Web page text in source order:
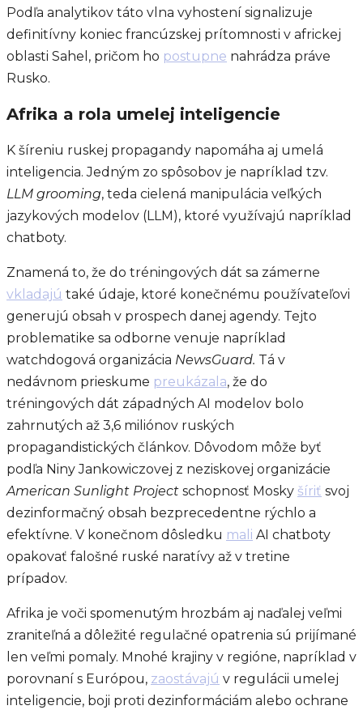
Podľa analytikov táto vlna vyhostení signalizuje
definitívny koniec francúzskej prítomnosti v africkej
oblasti Sahel, pričom ho postupne nahrádza práve
Rusko.
Afrika a rola umelej inteligencie
K šíreniu ruskej propagandy napomáha aj umelá
inteligencia. Jedným zo spôsobov je napríklad tzv.
LLM grooming, teda cielená manipulácia veľkých
jazykových modelov (LLM), ktoré využívajú napríklad
chatboty.
Znamená to, že do tréningových dát sa zámerne
vkladajú také údaje, ktoré konečnému používateľovi
generujú obsah v prospech danej agendy. Tejto
problematike sa odborne venuje napríklad
watchdogová organizácia NewsGuard. Tá v
nedávnom prieskume preukázala, že do
tréningových dát západných AI modelov bolo
zahrnutých až 3,6 miliónov ruských
propagandistických článkov. Dôvodom môže byť
podľa Niny Jankowiczovej z neziskovej organizácie
American Sunlight Project schopnosť Mosky šíriť svoj
dezinformačný obsah bezprecedentne rýchlo a
efektívne. V konečnom dôsledku mali AI chatboty
opakovať falošné ruské naratívy až v tretine
prípadov.
Afrika je voči spomenutým hrozbám aj naďalej veľmi
zraniteľná a dôležité regulačné opatrenia sú prijímané
len veľmi pomaly. Mnohé krajiny v regióne, napríklad v
porovnaní s Európou, zaostávajú v regulácii umelej
inteligencie, boji proti dezinformáciám alebo ochrane